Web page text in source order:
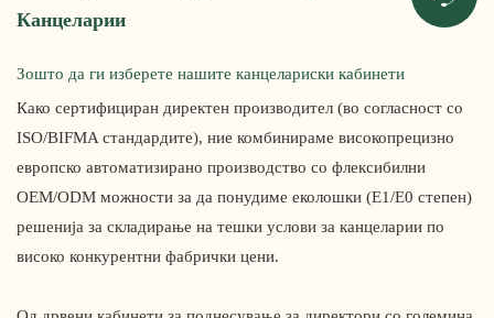
Канцеларии
Зошто да ги изберете нашите канцелариски кабинети
Како сертифициран директен производител (во согласност со
ISO/BIFMA стандардите), ние комбинираме високопрецизно
европско автоматизирано производство со флексибилни
OEM/ODM можности за да понудиме еколошки (E1/E0 степен)
решенија за складирање на тешки услови за канцеларии по
високо конкурентни фабрички цени.